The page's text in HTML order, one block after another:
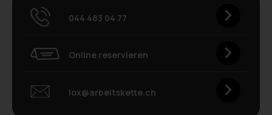
044 483 04 77
Online reservieren
lox@arbeitskette.ch